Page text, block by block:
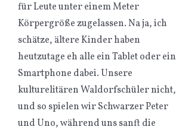
für Leute unter einem Meter
Körpergröße zugelassen. Na ja, ich
schätze, ältere Kinder haben
heutzutage eh alle ein Tablet oder ein
Smartphone dabei. Unsere
kulturelitären Waldorfschüler nicht,
und so spielen wir Schwarzer Peter
und Uno, während uns sanft die